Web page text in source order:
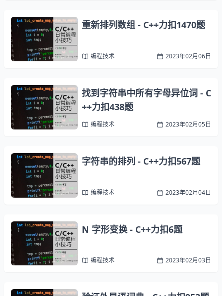
重新排列数组 - C++力扣1470题
编程技术 2023年02月06日
找到字符串中所有字母异位词 - C
++力扣438题
编程技术 2023年02月05日
字符串的排列 - C++力扣567题
编程技术 2023年02月04日
N 字形变换 - C++力扣6题
编程技术 2023年02月03日